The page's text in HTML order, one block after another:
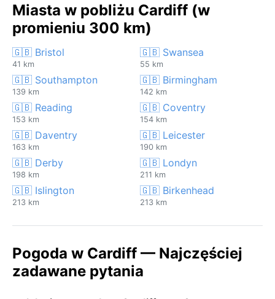
Miasta w pobliżu Cardiff (w
promieniu 300 km)
🇬🇧 Bristol
41 km
🇬🇧 Swansea
55 km
🇬🇧 Southampton
139 km
🇬🇧 Birmingham
142 km
🇬🇧 Reading
153 km
🇬🇧 Coventry
154 km
🇬🇧 Daventry
163 km
🇬🇧 Leicester
190 km
🇬🇧 Derby
198 km
🇬🇧 Londyn
211 km
🇬🇧 Islington
213 km
🇬🇧 Birkenhead
213 km
Pogoda w Cardiff — Najczęściej
zadawane pytania